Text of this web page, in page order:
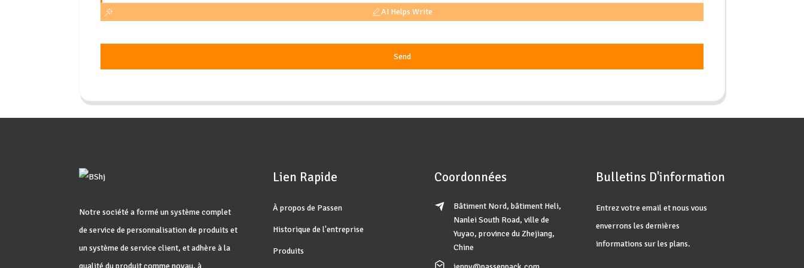
AI Helps Write
Send
Notre société a formé un système complet
de service de personnalisation de produits et
un système de service client, et adhère à la
qualité du produit comme noyau, à
Lien Rapide
À propos de Passen
Historique de l'entreprise
Produits
Coordonnées
Bâtiment Nord, bâtiment Heli,
Nanlei South Road, ville de
Yuyao, province du Zhejiang,
Chine
Bulletins D'information
Entrez votre email et nous vous
enverrons les dernières
informations sur les plans.